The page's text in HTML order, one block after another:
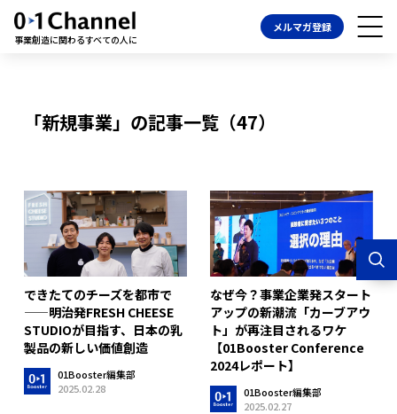
事業創造に関わるすべての人に
メルマガ登録
「新規事業」の記事一覧（47）
できたてのチーズを都市で
——明治発FRESH CHEESE
STUDIOが目指す、日本の乳
製品の新しい価値創造
01Booster編集部
2025.02.28
なぜ今？事業企業発スタート
アップの新潮流「カーブアウ
ト」が再注目されるワケ
【01Booster Conference
2024レポート】
01Booster編集部
2025.02.27